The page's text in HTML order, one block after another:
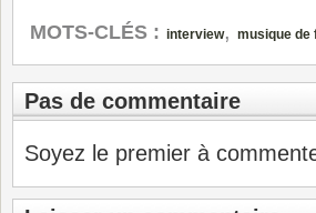
MOTS-CLÉS : interview, musique de
Pas de commentaire
Soyez le premier à